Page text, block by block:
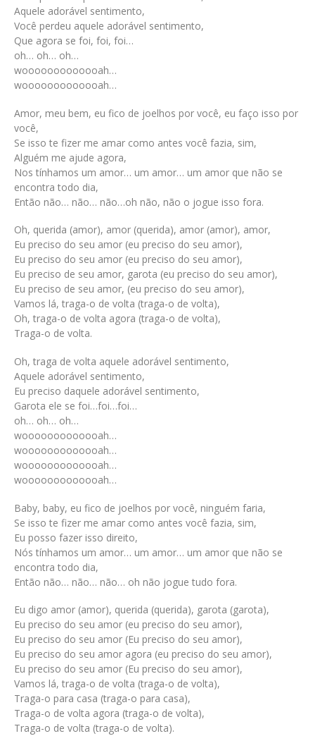
Aquele adorável sentimento,
Você perdeu aquele adorável sentimento,
Que agora se foi, foi, foi…
oh… oh… oh…
wooooooooooooah…
wooooooooooooah…
Amor, meu bem, eu fico de joelhos por você, eu faço isso por
você,
Se isso te fizer me amar como antes você fazia, sim,
Alguém me ajude agora,
Nos tínhamos um amor… um amor… um amor que não se
encontra todo dia,
Então não… não… não…oh não, não o jogue isso fora.
Oh, querida (amor), amor (querida), amor (amor), amor,
Eu preciso do seu amor (eu preciso do seu amor),
Eu preciso do seu amor (eu preciso do seu amor),
Eu preciso de seu amor, garota (eu preciso do seu amor),
Eu preciso de seu amor, (eu preciso do seu amor),
Vamos lá, traga-o de volta (traga-o de volta),
Oh, traga-o de volta agora (traga-o de volta),
Traga-o de volta.
Oh, traga de volta aquele adorável sentimento,
Aquele adorável sentimento,
Eu preciso daquele adorável sentimento,
Garota ele se foi…foi…foi…
oh… oh… oh…
wooooooooooooah…
wooooooooooooah…
wooooooooooooah…
wooooooooooooah…
Baby, baby, eu fico de joelhos por você, ninguém faria,
Se isso te fizer me amar como antes você fazia, sim,
Eu posso fazer isso direito,
Nós tínhamos um amor… um amor… um amor que não se
encontra todo dia,
Então não… não… não… oh não jogue tudo fora.
Eu digo amor (amor), querida (querida), garota (garota),
Eu preciso do seu amor (eu preciso do seu amor),
Eu preciso do seu amor (Eu preciso do seu amor),
Eu preciso do seu amor agora (eu preciso do seu amor),
Eu preciso do seu amor (Eu preciso do seu amor),
Vamos lá, traga-o de volta (traga-o de volta),
Traga-o para casa (traga-o para casa),
Traga-o de volta agora (traga-o de volta),
Traga-o de volta (traga-o de volta).